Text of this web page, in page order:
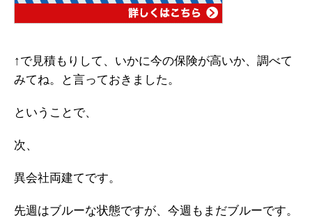
↑で見積もりして、いかに今の保険が高いか、調べて
みてね。と言っておきました。
ということで、
次、
異会社両建てです。
先週はブルーな状態ですが、今週もまだブルーです。